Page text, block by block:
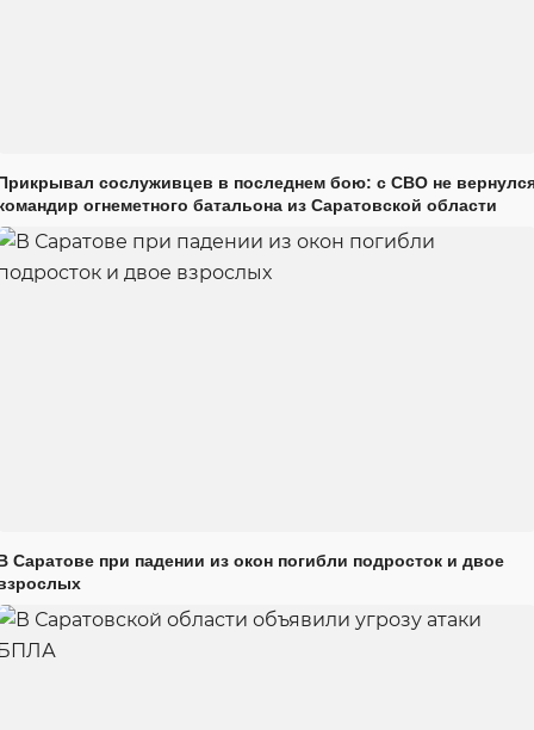
сослуживцев в последнем бою: с СВО не
огнеметного батальона из Саратовской области
Саратове при падении из окон погибли подросток и двое